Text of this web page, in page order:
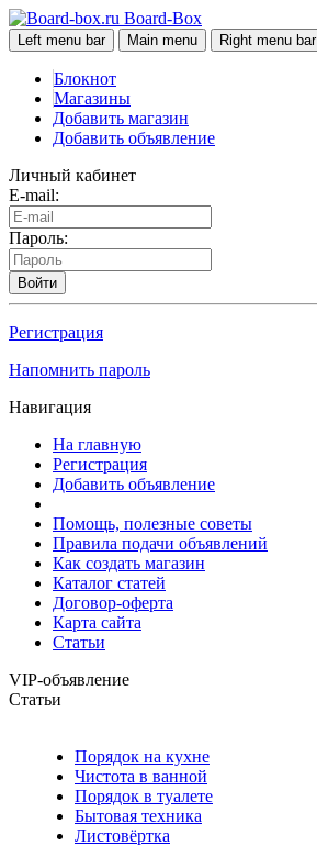
Board-Box
Left menu bar Main menu Right menu bar
Блокнот
Магазины
Добавить магазин
Добавить объявление
Личный кабинет
E-mail:
Пароль:
Войти
Регистрация
Напомнить пароль
Навигация
На главную
Регистрация
Добавить объявление
Помощь, полезные советы
Правила подачи объявлений
Как создать магазин
Каталог статей
Договор-оферта
Карта сайта
Статьи
VIP-объявление
Статьи
Порядок на кухне
Чистота в ванной
Порядок в туалете
Бытовая техника
Листовёртка